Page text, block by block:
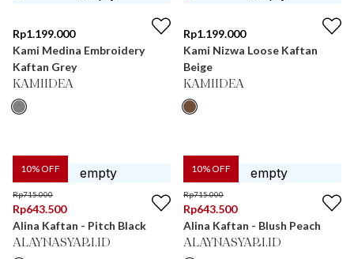
Rp1.199.000
Kami Medina Embroidery
Kaftan Grey
KAMIIDEA
Rp1.199.000
Kami Nizwa Loose Kaftan
Beige
KAMIIDEA
10% OFF
Rp715.000
Rp643.500
Alina Kaftan - Pitch Black
ALAYNASYARI.ID
10% OFF
Rp715.000
Rp643.500
Alina Kaftan - Blush Peach
ALAYNASYARI.ID